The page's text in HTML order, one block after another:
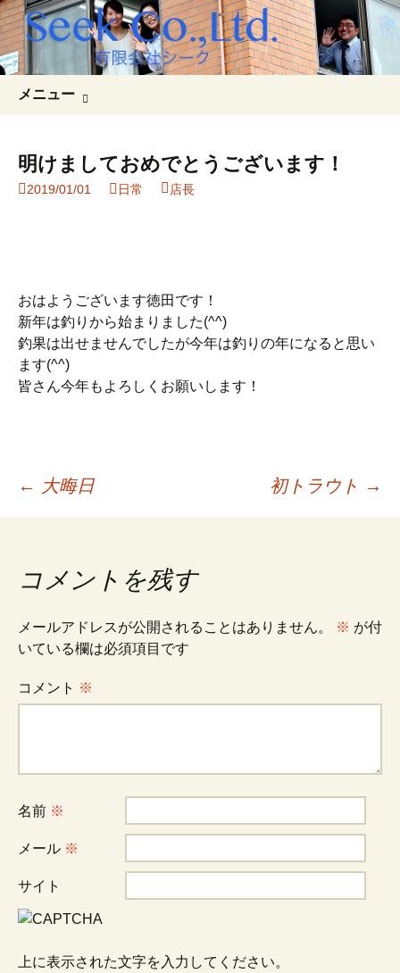
メニュー
ツ
へ
明けましておめでとうございます！
2019/01/01 日常 店長
おはようございます徳田です！
新年は釣りから始まりました(^^)
釣果は出せませんでしたが今年は釣りの年になると思い
ます(^^)
皆さん今年もよろしくお願いします！
投
ナ
ビ
ゲ
ー
シ
ョ
ン
← 大晦日 初トラウト →
コメントを残す
メールアドレスが公開されることはありません。 ※ が付
いている欄は必須項目です
コメント ※
名前 ※
メール ※
サイト
上に表示された文字を入力してください。